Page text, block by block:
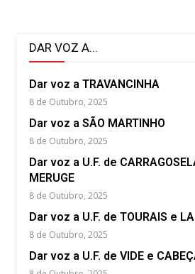
DAR VOZ A...
Dar voz a TRAVANCINHA
8 de Outubro, 2025
Dar voz a SÃO MARTINHO
8 de Outubro, 2025
Dar voz a U.F. de
MERUGE
8 de Outubro, 2025
Dar voz a U.F. de TOURAIS e
8 de Outubro, 2025
Dar voz a U.F. de VIDE e